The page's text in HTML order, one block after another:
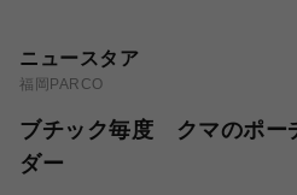
ニュースタア
福岡PARCO
ブチック毎度 クマのポー
ダー